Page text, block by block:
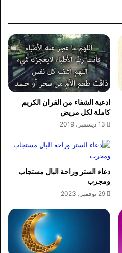
ادعية الشفاء من القران الكريم
كاملة لكل مريض
13 ديسمبر، 2019
دعاء الستر وراحة البال مستجاب
ومجرب
29 نوفمبر، 2023